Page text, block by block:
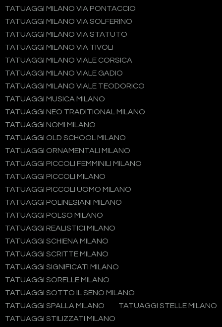
TATUAGGI MILANO VIA PONTACCIO
TATUAGGI MILANO VIA SOLFERINO
TATUAGGI MILANO VIA STATUTO
TATUAGGI MILANO VIA TIVOLI
TATUAGGI MILANO VIALE CORSICA
TATUAGGI MILANO VIALE GADIO
TATUAGGI MILANO VIALE TEODORICO
TATUAGGI MUSICA MILANO
TATUAGGI NEO TRADITIONAL MILANO
TATUAGGI NOMI MILANO
TATUAGGI OLD SCHOOL MILANO
TATUAGGI ORNAMENTALI MILANO
TATUAGGI PICCOLI FEMMINILI MILANO
TATUAGGI PICCOLI MILANO
TATUAGGI PICCOLI UOMO MILANO
TATUAGGI POLINESIANI MILANO
TATUAGGI POLSO MILANO
TATUAGGI REALISTICI MILANO
TATUAGGI SCHIENA MILANO
TATUAGGI SCRITTE MILANO
TATUAGGI SIGNIFICATI MILANO
TATUAGGI SORELLE MILANO
TATUAGGI SOTTO IL SENO MILANO
TATUAGGI SPALLA MILANO
TATUAGGI STELLE MILANO
TATUAGGI STILIZZATI MILANO